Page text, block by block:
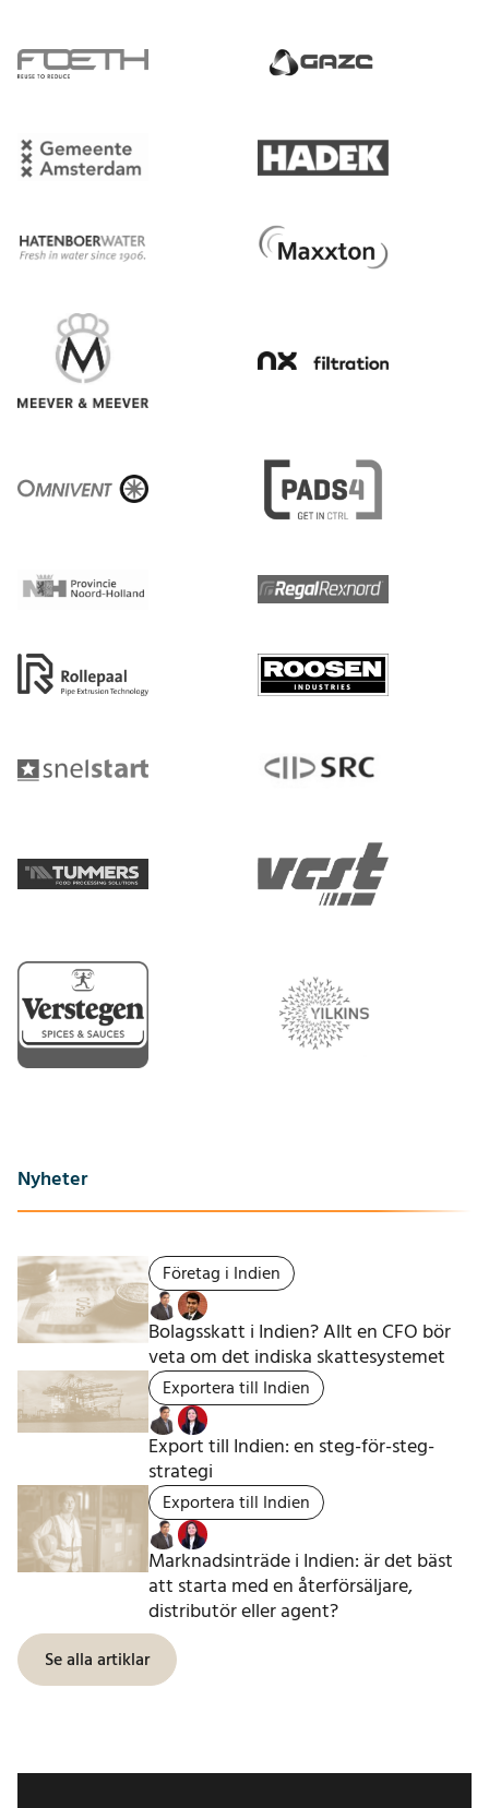
Nyheter
Företag i Indien
Bolagsskatt i Indien? Allt en CFO bör
veta om det indiska skattesystemet
Exportera till Indien
Export till Indien: en steg-för-steg-
strategi
Exportera till Indien
Marknadsinträde i Indien: är det bäst
att starta med en återförsäljare,
distributör eller agent?
Se alla artiklar